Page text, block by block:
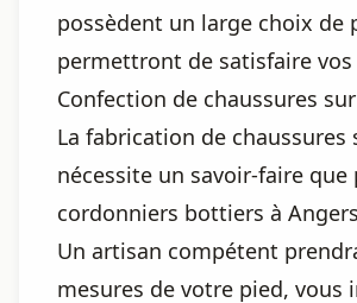
possèdent un large choix de
permettront de satisfaire vos
Confection de chaussures
La fabrication de chaussures
nécessite un savoir-faire que
cordonniers bottiers à
Un artisan compétent
mesures de votre pied, vous